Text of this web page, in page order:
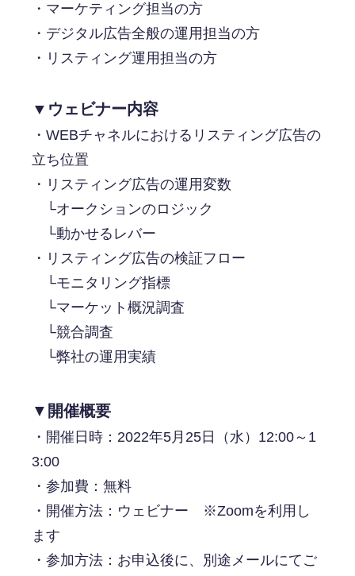
・マーケティング担当の方
・デジタル広告全般の運用担当の方
・リスティング運用担当の方
▼ウェビナー内容
・WEBチャネルにおけるリスティング広告の
立ち位置
・リスティング広告の運用変数
└オークションのロジック
└動かせるレバー
・リスティング広告の検証フロー
└モニタリング指標
└マーケット概況調査
└競合調査
└弊社の運用実績
▼ 開催概要
・開催日時： 2022年5月25日（水）12:00～1
3:00
・参加費： 無料
・開催方法： ウェビナー ※Zoomを利用し
ます
・参加方法： お申込後に、別途メールにてご